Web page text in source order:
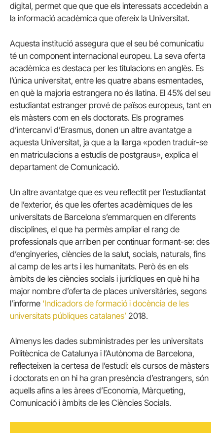
digital, permet que que que els interessats accedeixin a
la informació acadèmica que ofereix la Universitat.
Aquesta institució assegura que el seu bé comunicatiu
té un component internacional europeu. La seva oferta
acadèmica es destaca per les titulacions en anglès. Es
l’única universitat, entre les quatre abans esmentades,
en què la majoria estrangera no és llatina. El 45% del seu
estudiantat estranger prové de països europeus, tant en
els màsters com en els doctorats. Els programes
d’intercanvi d’Erasmus, donen un altre avantatge a
aquesta Universitat, ja que a la llarga «poden traduir-se
en matriculacions a estudis de postgraus», explica el
departament de Comunicació.
Un altre avantatge que es veu reflectit per l’estudiantat
de l’exterior, és que les ofertes acadèmiques de les
universitats de Barcelona s’emmarquen en diferents
disciplines, el que ha permès ampliar el rang de
professionals que arriben per continuar formant-se: des
d’enginyeries, ciències de la salut, socials, naturals, fins
al camp de les arts i les humanitats. Però és en els
àmbits de les ciències socials i jurídiques en què hi ha
major nombre d’oferta de places universitàries, segons
l’informe ‘Indicadors de formació i docència de les
universitats públiques catalanes’ 2018.
Almenys les dades subministrades per les universitats
Politècnica de Catalunya i l’Autònoma de Barcelona, ​​
reflecteixen la certesa de l’estudi: els cursos de màsters
i doctorats en on hi ha gran presència d’estrangers, són
aquells afins a les àrees d’Economia, Màrqueting,
Comunicació i àmbits de les Ciències Socials.